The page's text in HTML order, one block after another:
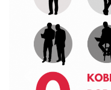
Poprzednie